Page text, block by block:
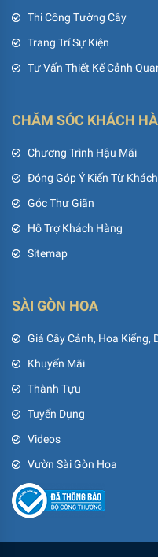
Thi Công Tường Cây
Trang Trí Sự Kiện
Tư Vấn Thiết Kế Cảnh
CHĂM SÓC KHÁCH
Chương Trình Hậu Mãi
Đóng Góp Ý Kiến Từ
Góc Thư Giãn
Hỗ Trợ Khách Hàng
Sitemap
SÀI GÒN HOA
Giá Cây Cảnh, Hoa Kiểng,
Khuyến Mãi
Thành Tựu
Tuyển Dụng
Videos
Vườn Sài Gòn Hoa